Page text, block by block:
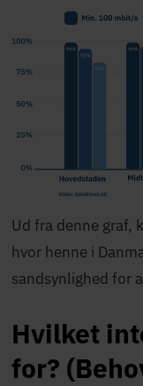
Ud fra denne graf,
hvor henne i
sandsynlighed for
Hvilket
for?